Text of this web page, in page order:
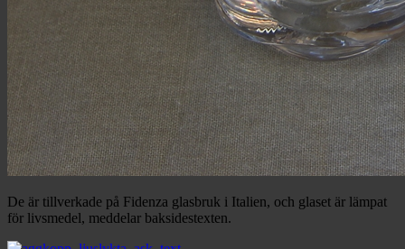
De är tillverkade på Fidenza glasbruk i Italien, och glaset är lämpat
för livsmedel, meddelar baksidestexten.